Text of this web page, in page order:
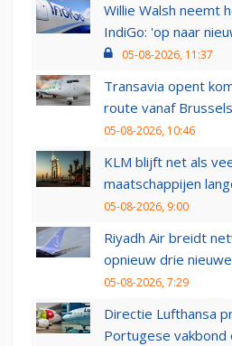
Willie Walsh neemt
IndiGo: 'op naar
05-08-2026, 11:37
Transavia opent
route vanaf
05-08-2026, 10:46
KLM blijft net als
maatschappijen
05-08-2026, 9:00
Riyadh Air breidt
opnieuw drie
05-08-2026, 7:29
Directie Lufthansa
Portugese vakbond